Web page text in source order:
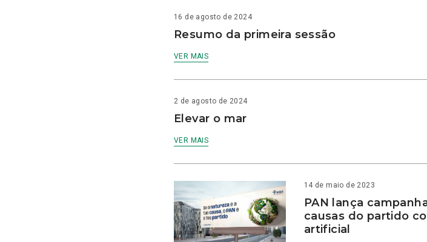
16 de agosto de 2024
Resumo da primeira sessão
VER MAIS
2 de agosto de 2024
Elevar o mar
VER MAIS
14 de maio de 2023
PAN lança
causas do partido
artificial